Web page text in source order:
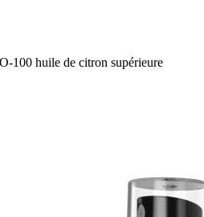
100 huile de citron supérieure